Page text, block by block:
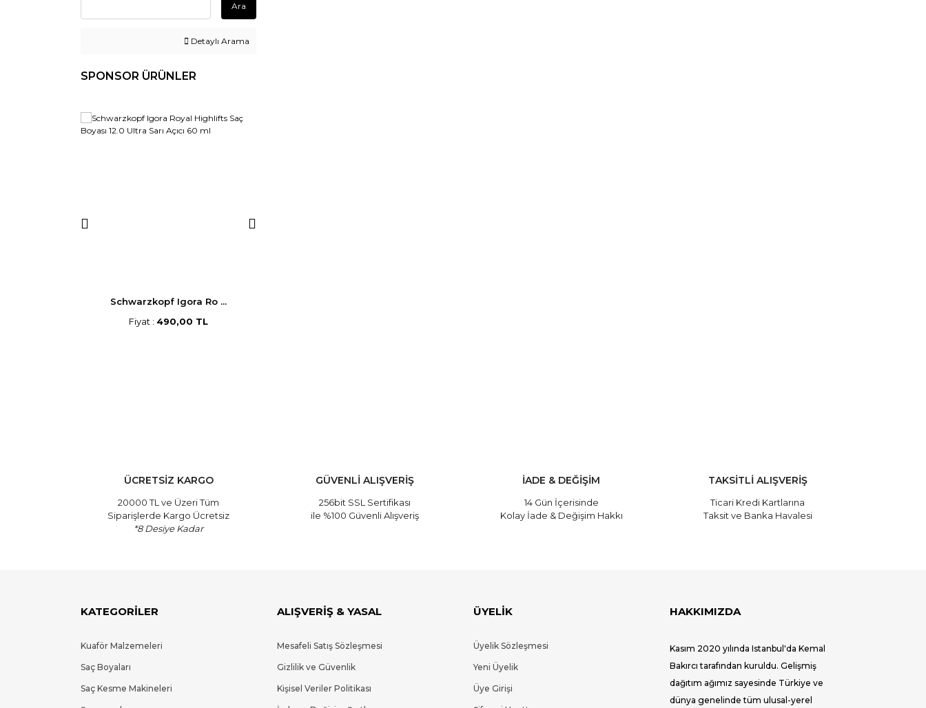
Ara
Detaylı Arama
SPONSOR ÜRÜNLER
Schwarzkopf Igora Ro ...
Fiyat : 490,00 TL
ÜCRETSİZ KARGO
20000 TL ve Üzeri Tüm
Siparişlerde Kargo Ücretsiz
*8 Desiye Kadar
GÜVENLİ ALIŞVERİŞ
256bit SSL Sertifikası
ile %100 Güvenli Alışveriş
İADE & DEĞİŞİM
14 Gün İçerisinde
Kolay İade & Değişim Hakkı
TAKSİTLİ ALIŞVERİŞ
Ticari Kredi Kartlarına
Taksit ve Banka Havalesi
KATEGORİLER
Kuaför Malzemeleri
Saç Boyaları
Saç Kesme Makineleri
ALIŞVERİŞ & YASAL
Mesafeli Satış Sözleşmesi
Gizlilik ve Güvenlik
Kişisel Veriler Politikası
ÜYELİK
Üyelik Sözleşmesi
Yeni Üyelik
Üye Girişi
HAKKIMIZDA
Kasım 2020 yılında Istanbul'da Kemal
Bakırcı tarafından kuruldu. Gelişmiş
dağıtım ağımız sayesinde Türkiye ve
dünya genelinde tüm ulusal-yerel